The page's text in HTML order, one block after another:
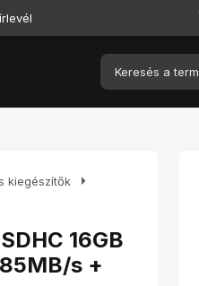
kiegészítők arrow_right
16GB
s +